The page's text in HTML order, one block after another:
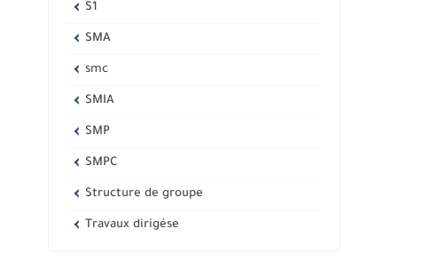
S1
SMA
smc
SMIA
SMP
SMPC
Structure de groupe
Travaux dirigése